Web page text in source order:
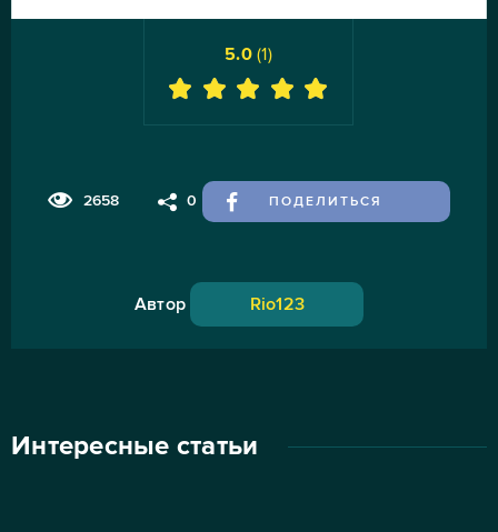
2658 0 ПОДЕЛИТЬСЯ
5.0(1)
Автор Rio123
Интересные статьи